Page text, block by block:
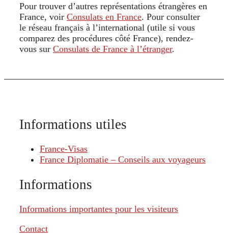
Pour trouver d’autres représentations étrangères en
France, voir Consulats en France. Pour consulter
le réseau français à l’international (utile si vous
comparez des procédures côté France), rendez-
vous sur Consulats de France à l’étranger.
Informations utiles
France-Visas
France Diplomatie – Conseils aux voyageurs
Informations
Informations importantes pour les visiteurs
Contact